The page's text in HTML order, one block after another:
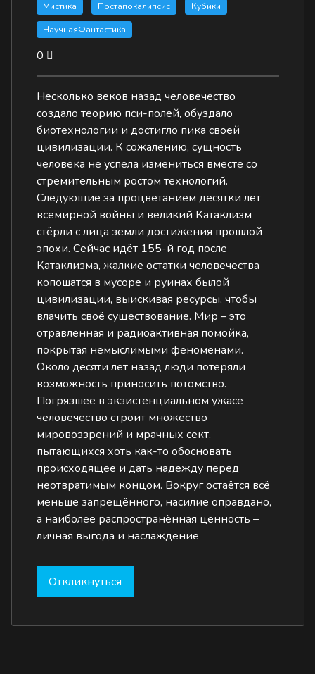
Мистика Постапокалипсис Кубики
НаучнаяФантастика
0
Несколько веков назад человечество
создало теорию пси-полей, обуздало
биотехнологии и достигло пика своей
цивилизации. К сожалению, сущность
человека не успела измениться вместе со
стремительным ростом технологий.
Следующие за процветанием десятки лет
всемирной войны и великий Катаклизм
стёрли с лица земли достижения прошлой
эпохи. Сейчас идёт 155-й год после
Катаклизма, жалкие остатки человечества
копошатся в мусоре и руинах былой
цивилизации, выискивая ресурсы, чтобы
влачить своё существование. Мир – это
отравленная и радиоактивная помойка,
покрытая немыслимыми феноменами.
Около десяти лет назад люди потеряли
возможность приносить потомство.
Погрязшее в экзистенциальном ужасе
человечество строит множество
мировоззрений и мрачных сект,
пытающихся хоть как-то обосновать
происходящее и дать надежду перед
неотвратимым концом. Вокруг остаётся всё
меньше запрещённого, насилие оправдано,
а наиболее распространённая ценность –
личная выгода и наслаждение
Откликнуться